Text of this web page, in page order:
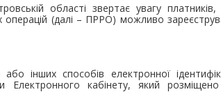
області звертає увагу
операцій (далі – ПРРО) можливо
інших способів електронної
Електронного кабінету, який